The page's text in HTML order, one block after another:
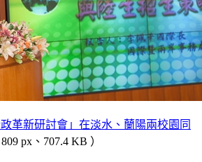
革新研討會」在淡水、蘭陽兩校園同
809 px、707.4 KB ）